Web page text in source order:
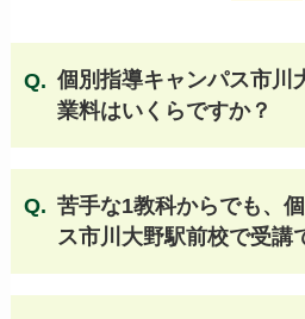
都立駒場高等学校
北
都立城東高等学校
文京高等学
広尾高等学校
江戸川高等学校
神代高等学
江北高等学校
科学技術高等
個別指導キャンパス市川
業料はいくらですか？
苦手な1教科からでも、
ス市川大野駅前校で受講